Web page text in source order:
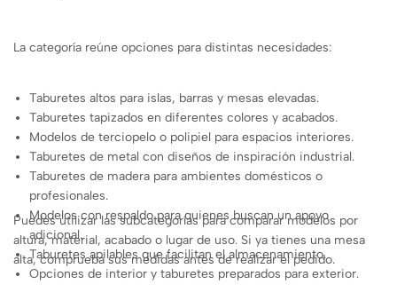
La categoría reúne opciones para distintas necesidades:
Taburetes altos para islas, barras y mesas elevadas.
Taburetes tapizados en diferentes colores y acabados.
Modelos de terciopelo o polipiel para espacios interiores.
Taburetes de metal con diseños de inspiración industrial.
Taburetes de madera para ambientes domésticos o
profesionales.
Modelos con respaldo para quienes buscan un apoyo
adicional.
Taburetes apilables que facilitan el almacenamiento.
Opciones de interior y taburetes preparados para exterior.
Puedes utilizar las subcategorías para comparar modelos por
altura, material, acabado o lugar de uso. Si ya tienes una mesa
alta, comprueba sus medidas antes de realizar el pedido.